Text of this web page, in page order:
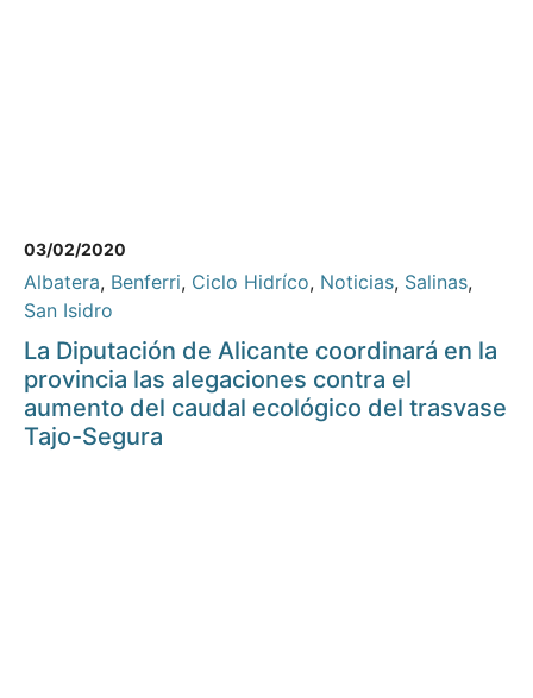
03/02/2020
Albatera, Benferri, Ciclo Hidríco, Noticias, Salinas,
San Isidro
La Diputación de Alicante coordinará en la
provincia las alegaciones contra el
aumento del caudal ecológico del trasvase
Tajo-Segura